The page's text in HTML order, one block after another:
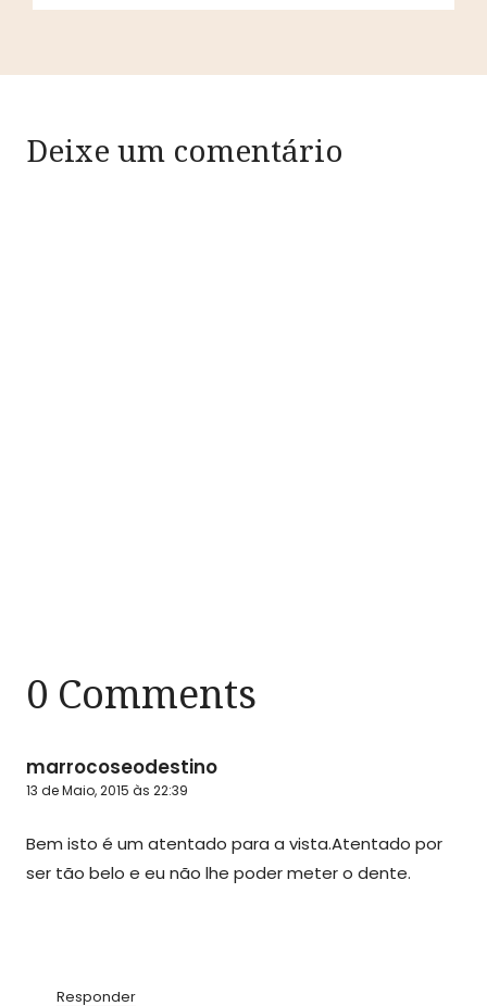
Deixe um comentário
0 Comments
marrocoseodestino
13 de Maio, 2015 às 22:39
Bem isto é um atentado para a vista.Atentado por
ser tão belo e eu não lhe poder meter o dente.
Responder